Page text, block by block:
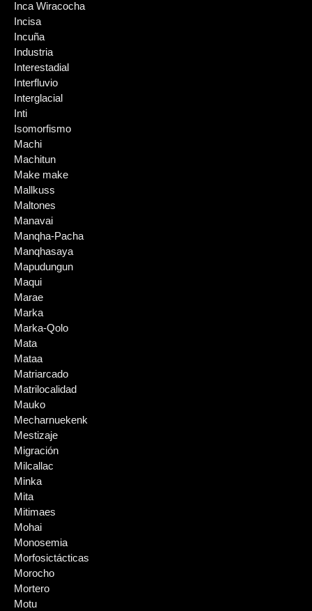
Inca Wiracocha
Incisa
Incuña
Industria
Interestadial
Interfluvio
Interglacial
Inti
Isomorfismo
Machi
Machitun
Make make
Mallkuss
Maltones
Manavai
Manqha-Pacha
Manqhasaya
Mapudungun
Maqui
Marae
Marka
Marka-Qolo
Mata
Mataa
Matriarcado
Matrilocalidad
Mauko
Mecharnuekenk
Mestizaje
Migración
Milcallac
Minka
Mita
Mitimaes
Mohai
Monosemia
Morfosictácticas
Morocho
Mortero
Motu